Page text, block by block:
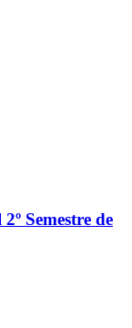
Semestre de